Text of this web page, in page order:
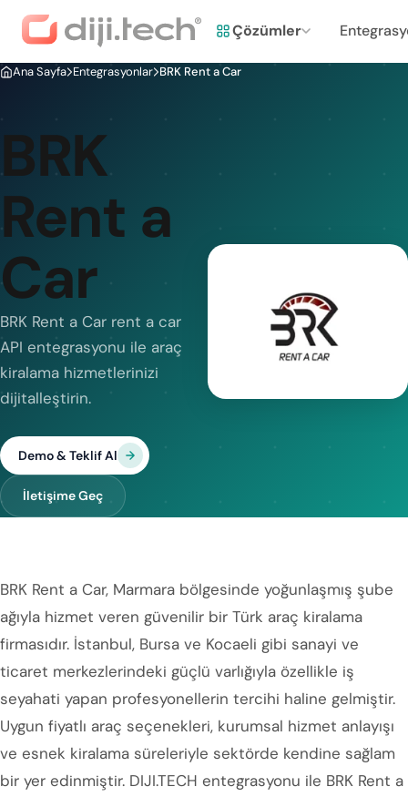
Çözümler
Ana Sayfa Entegrasyonlar BRK Rent a Car
BRK
Rent a
Car
BRK Rent a Car rent a car
API entegrasyonu ile araç
kiralama hizmetlerinizi
dijitalleştirin.
Demo & Teklif Al
İletişime Geç
BRK Rent a Car, Marmara bölgesinde yoğunlaşmış şube
ağıyla hizmet veren güvenilir bir Türk araç kiralama
firmasıdır. İstanbul, Bursa ve Kocaeli gibi sanayi ve
ticaret merkezlerindeki güçlü varlığıyla özellikle iş
seyahati yapan profesyonellerin tercihi haline gelmiştir.
Uygun fiyatlı araç seçenekleri, kurumsal hizmet anlayışı
ve esnek kiralama süreleriyle sektörde kendine sağlam
bir yer edinmiştir. DIJI.TECH entegrasyonu ile BRK Rent a